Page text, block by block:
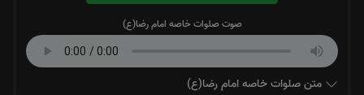
صوت صلوات خاصه امام رضا(ع)
متن صلوات خاصه امام رضا(ع)